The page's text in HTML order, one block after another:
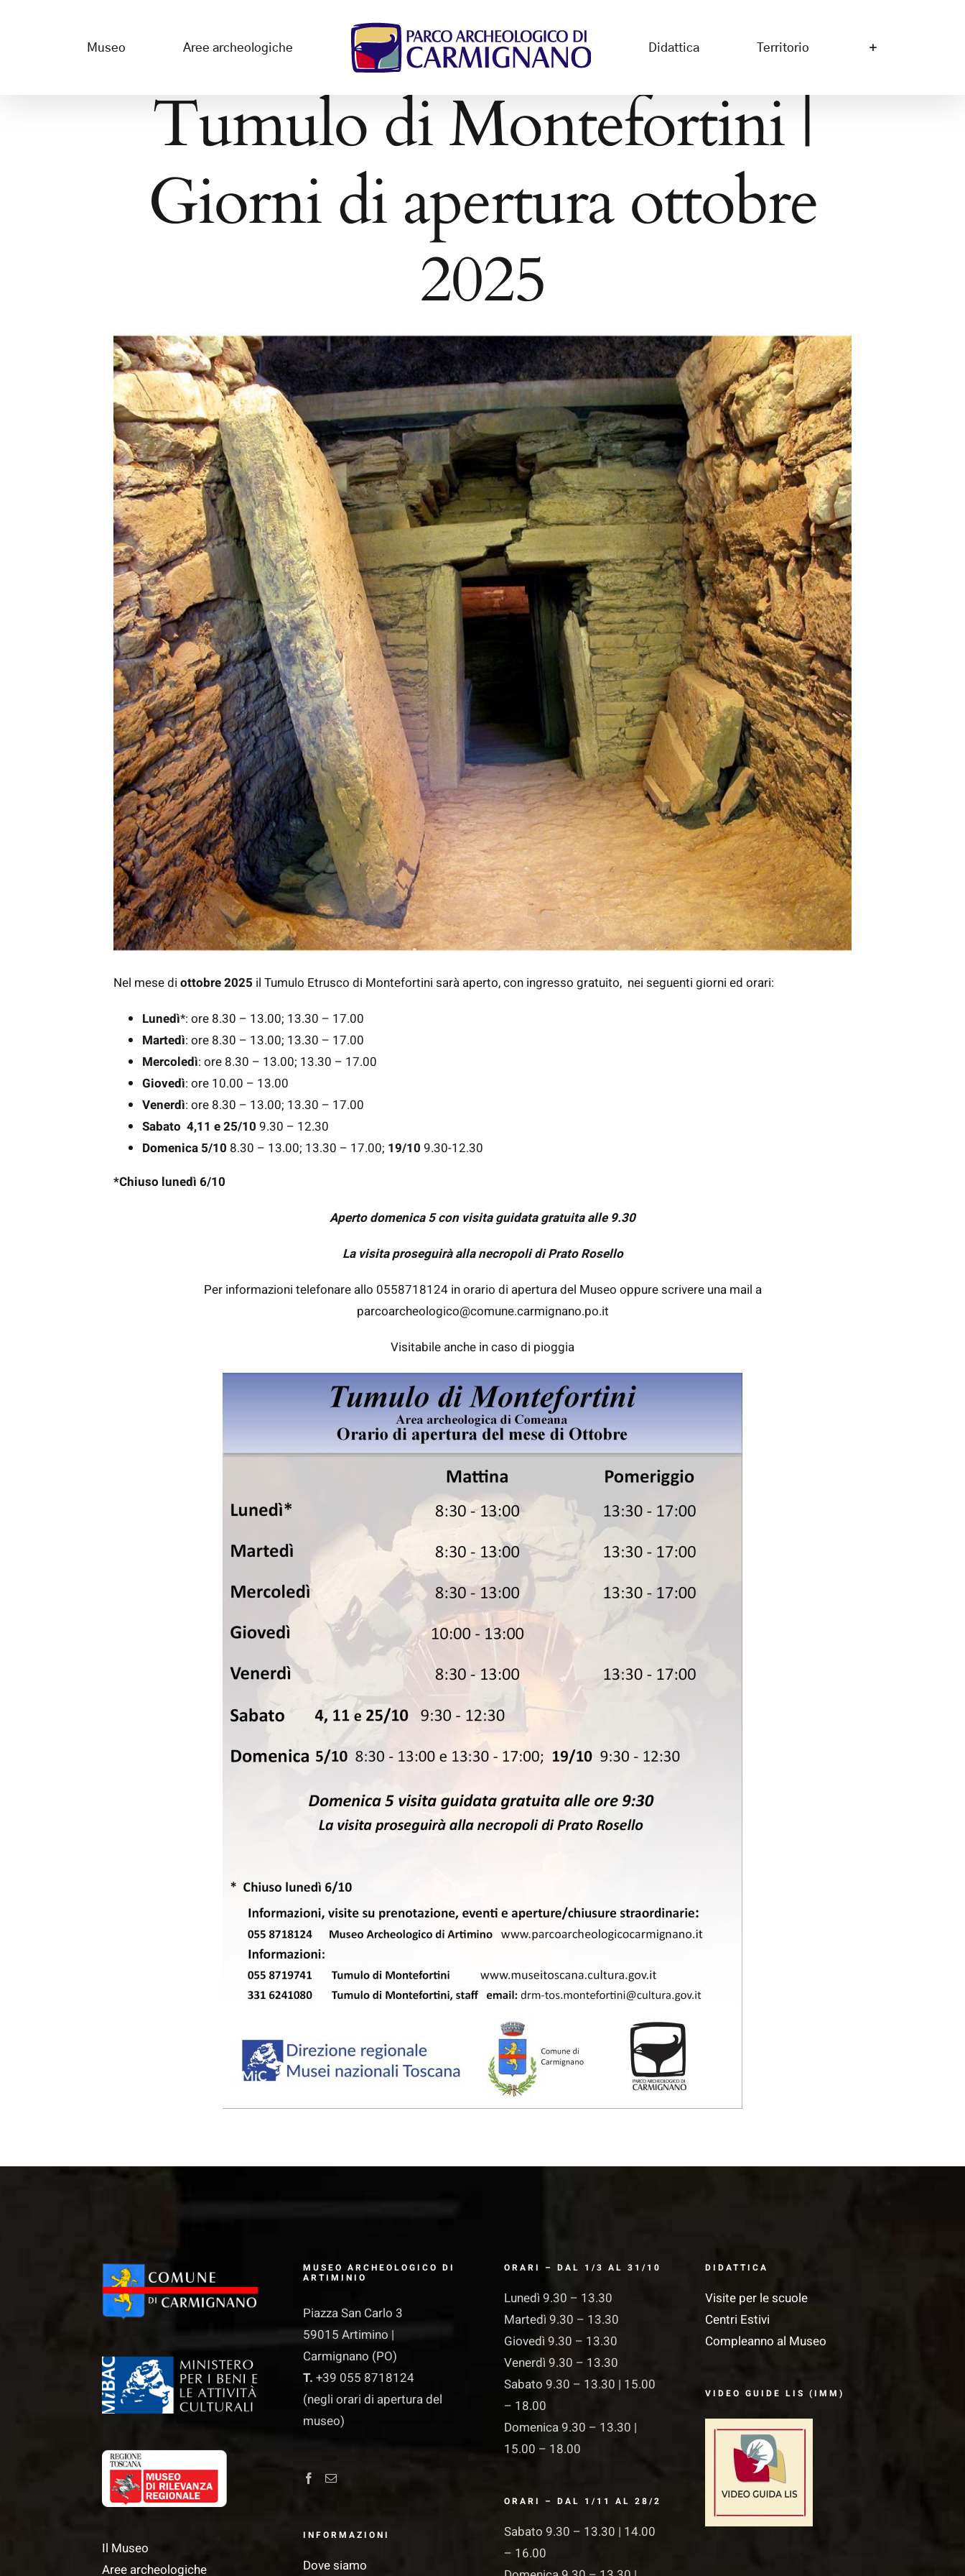
Museo Aree archeologiche Didattica Territorio
Tumulo di Montefortini |
Giorni di apertura ottobre
2025
Nel mese di ottobre 2025 il Tumulo Etrusco di Montefortini sarà aperto, con ingresso gratuito, nei seguenti giorni ed orari:
Lunedì*: ore 8.30 – 13.00; 13.30 – 17.00
Martedì: ore 8.30 – 13.00; 13.30 – 17.00
Mercoledì: ore 8.30 – 13.00; 13.30 – 17.00
Giovedì: ore 10.00 – 13.00
Venerdì: ore 8.30 – 13.00; 13.30 – 17.00
Sabato 4,11 e 25/10 9.30 – 12.30
Domenica 5/10 8.30 – 13.00; 13.30 – 17.00; 19/10 9.30-12.30
*Chiuso lunedì 6/10
Aperto domenica 5 con visita guidata gratuita alle 9.30
La visita proseguirà alla necropoli di Prato Rosello
Per informazioni telefonare allo 0558718124 in orario di apertura del Museo oppure scrivere una mail a
parcoarcheologico@comune.carmignano.po.it
Visitabile anche in caso di pioggia
Il Museo
Aree archeologiche
MUSEO ARCHEOLOGICO DI
ARTIMINIO
Piazza San Carlo 3
59015 Artimino |
Carmignano (PO)
T. +39 055 8718124
(negli orari di apertura del
museo)
INFORMAZIONI
Dove siamo
ORARI – DAL 1/3 AL 31/10
Lunedì 9.30 – 13.30
Martedì 9.30 – 13.30
Giovedì 9.30 – 13.30
Venerdì 9.30 – 13.30
Sabato 9.30 – 13.30 | 15.00
– 18.00
Domenica 9.30 – 13.30 |
15.00 – 18.00
ORARI – DAL 1/11 AL 28/2
Sabato 9.30 – 13.30 | 14.00
– 16.00
DIDATTICA
Visite per le scuole
Centri Estivi
Compleanno al Museo
VIDEO GUIDE LIS (IMM)